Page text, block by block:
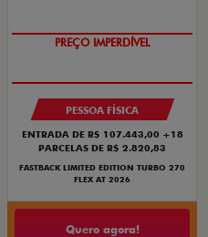
PREÇO IMPERDÍVEL
PESSOA FÍSICA
ENTRADA DE R$ 107.443,00 +18
PARCELAS DE R$ 2.820,83
FASTBACK LIMITED EDITION TURBO 270
FLEX AT 2026
Quero agora!